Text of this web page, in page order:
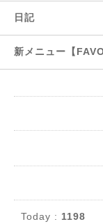
日記
新メニュー【
Today : 1198